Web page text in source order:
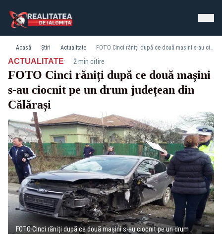
Acasă Știri Actualitate FOTO Cinci răniți după ce două mașini s-au ciocnit pe un drum județean din Călărași
ACTUALITATE· 2 min citire
FOTO Cinci răniți după ce două mașini
s-au ciocnit pe un drum județean din
Călărași
FOTO Cinci răniți după ce două mașini s-au ciocnit pe un drum